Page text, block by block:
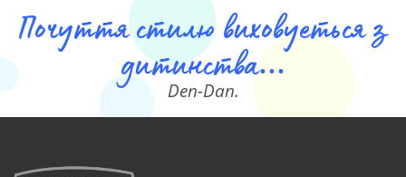
Почуття стилю виховуеться з
дитинства...
Den-Dan.